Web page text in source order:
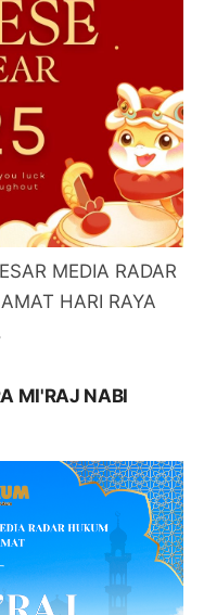
MEDIA RADAR
HARI RAYA
MI'RAJ NABI